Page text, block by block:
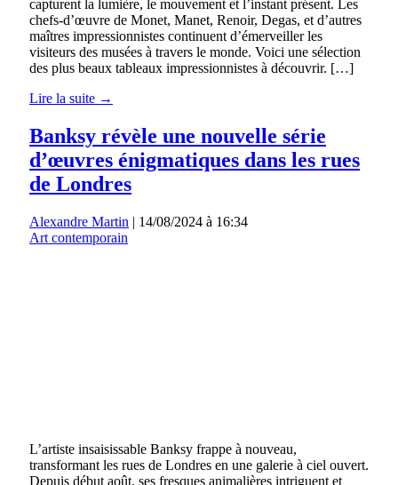
capturent la lumière, le mouvement et l’instant présent. Les
chefs-d’œuvre de Monet, Manet, Renoir, Degas, et d’autres
maîtres impressionnistes continuent d’émerveiller les
visiteurs des musées à travers le monde. Voici une sélection
des plus beaux tableaux impressionnistes à découvrir. […]
Lire la suite →
Banksy révèle une nouvelle série
d’œuvres énigmatiques dans les rues
de Londres
Alexandre Martin | 14/08/2024 à 16:34
Art contemporain
L’artiste insaisissable Banksy frappe à nouveau,
transformant les rues de Londres en une galerie à ciel ouvert.
Depuis début août, ses fresques animalières intriguent et